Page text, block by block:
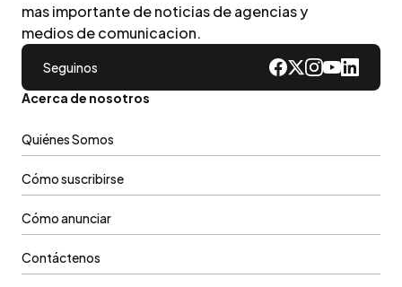
mas importante de noticias de agencias y
medios de comunicacion.
Seguinos
Acerca de nosotros
Quiénes Somos
Cómo suscribirse
Cómo anunciar
Contáctenos